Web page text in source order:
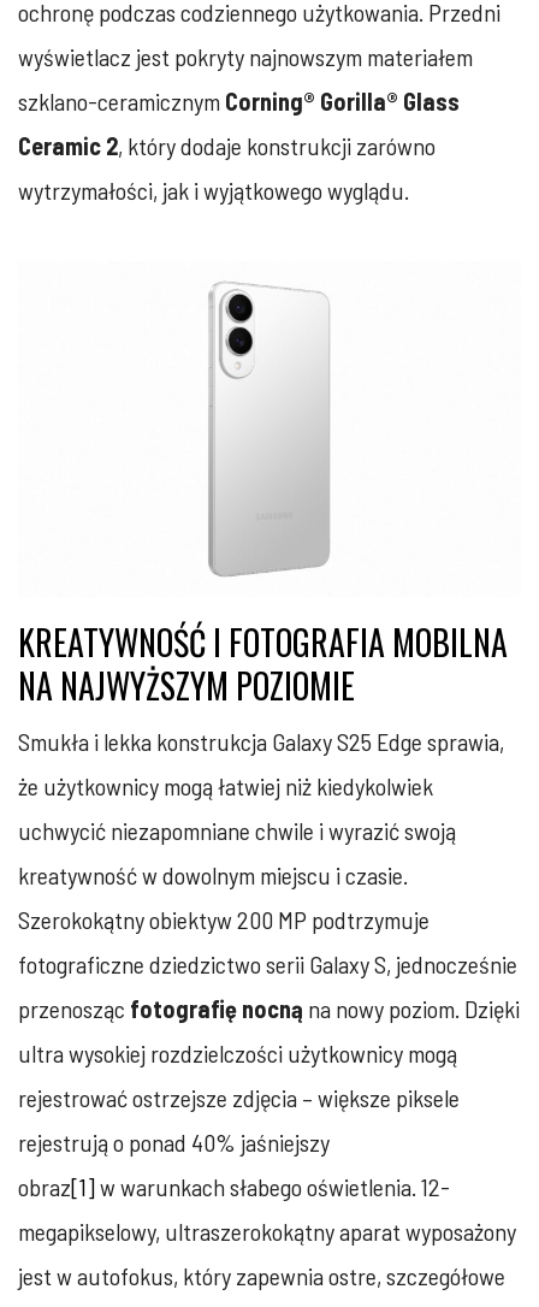
ochronę podczas codziennego użytkowania. Przedni
wyświetlacz jest pokryty najnowszym materiałem
szklano-ceramicznym Corning® Gorilla® Glass
Ceramic 2, który dodaje konstrukcji zarówno
wytrzymałości, jak i wyjątkowego wyglądu.
KREATYWNOŚĆ I FOTOGRAFIA MOBILNA
NA NAJWYŻSZYM POZIOMIE
Smukła i lekka konstrukcja Galaxy S25 Edge sprawia,
że użytkownicy mogą łatwiej niż kiedykolwiek
uchwycić niezapomniane chwile i wyrazić swoją
kreatywność w dowolnym miejscu i czasie.
Szerokokątny obiektyw 200 MP podtrzymuje
fotograficzne dziedzictwo serii Galaxy S, jednocześnie
przenosząc fotografię nocną na nowy poziom. Dzięki
ultra wysokiej rozdzielczości użytkownicy mogą
rejestrować ostrzejsze zdjęcia – większe piksele
rejestrują o ponad 40% jaśniejszy
obraz[1]w warunkach słabego oświetlenia. 12-
megapikselowy, ultraszerokokątny aparat wyposażony
jest w autofokus, który zapewnia ostre, szczegółowe